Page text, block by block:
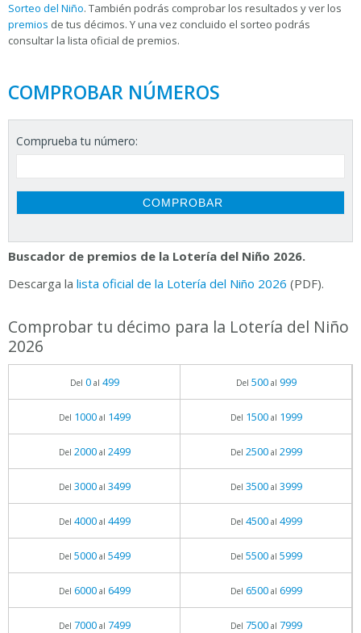
Sorteo del Niño. También podrás comprobar los resultados y ver los
premios de tus décimos. Y una vez concluido el sorteo podrás
consultar la lista oficial de premios.
COMPROBAR NÚMEROS
Comprueba tu número:
Buscador de premios de la Lotería del Niño 2026.
Descarga la lista oficial de la Lotería del Niño 2026 (PDF).
Comprobar tu décimo para la Lotería del Niño
2026
Del 0al 499 Del 500al 999
Del 1000al 1499 Del 1500al 1999
Del 2000al 2499 Del 2500al 2999
Del 3000al 3499 Del 3500al 3999
Del 4000al 4499 Del 4500al 4999
Del 5000al 5499 Del 5500al 5999
Del 6000al 6499 Del 6500al 6999
Del 7000al 7499 Del 7500al 7999